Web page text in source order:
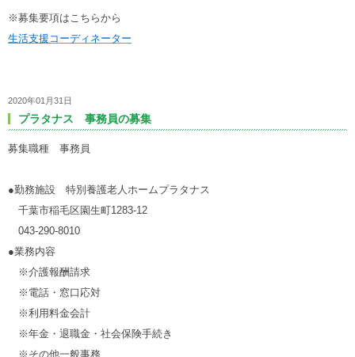
※募集要項はこちらから
生活支援コーディネーター
2020年01月31日
プラタナス 事務員の募集
募集職種 事務員
●勤務施設 特別養護老人ホームプラタナス
千葉市稲毛区園生町1283-12
043-290-8010
●業務内容
※介護報酬請求
※電話・窓口応対
※利用料金会計
※年金・退職金・社会保険手続き
※その他一般事務